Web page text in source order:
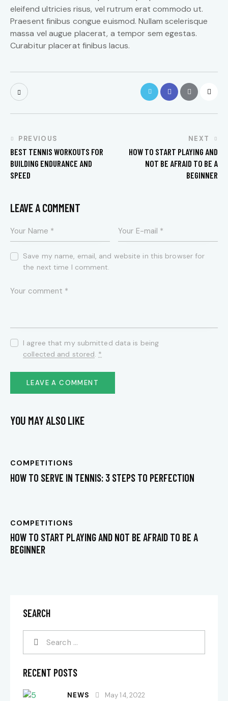
eleifend ultricies risus, vel rutrum erat commodo ut.
Praesent finibus congue euismod. Nullam scelerisque
massa vel augue placerat, a tempor sem egestas.
Curabitur placerat finibus lacus.
PREVIOUS
BEST TENNIS WORKOUTS FOR
BUILDING ENDURANCE AND
SPEED
NEXT
HOW TO START PLAYING AND
NOT BE AFRAID TO BE A
BEGINNER
LEAVE A COMMENT
Save my name, email, and website in this browser for
the next time I comment.
I agree that my submitted data is being
collected and stored. *
YOU MAY ALSO LIKE
COMPETITIONS
HOW TO SERVE IN TENNIS: 3 STEPS TO PERFECTION
COMPETITIONS
HOW TO START PLAYING AND NOT BE AFRAID TO BE A
BEGINNER
SEARCH
RECENT POSTS
NEWS May 14, 2022